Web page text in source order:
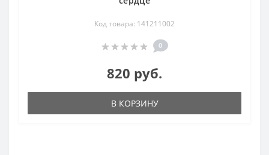
Код товара: 141211002
0
820 руб.
В КОРЗИНУ